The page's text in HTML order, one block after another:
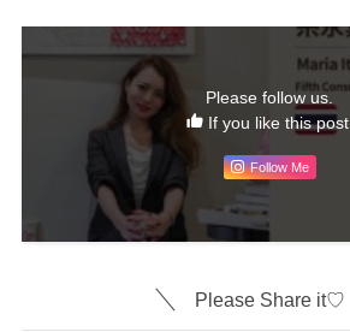
Please follow us.
If you like this post.
Follow Me
Please Share it♡